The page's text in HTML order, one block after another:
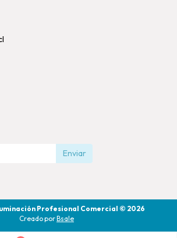
Enviar
Profesional Comercial © 2026
Creado porBsale